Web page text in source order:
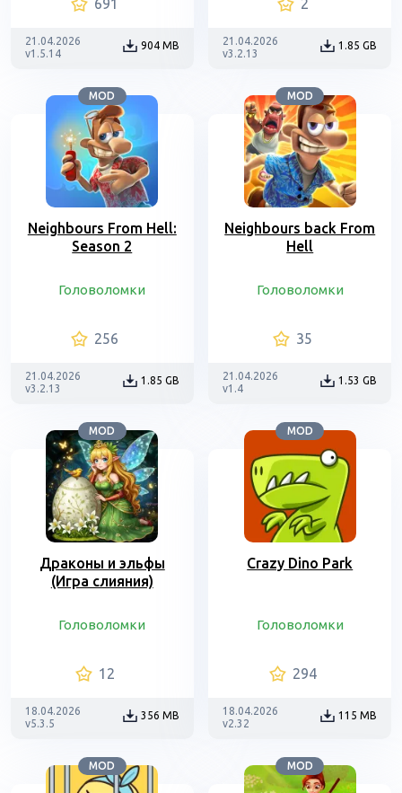
691
21.04.2026
v1.5.14
904 MB
2
21.04.2026
v3.2.13
1.85 GB
MOD
Neighbours From Hell:
Season 2
Головоломки
256
21.04.2026
v3.2.13
1.85 GB
MOD
Neighbours back From
Hell
Головоломки
35
21.04.2026
v1.4
1.53 GB
MOD
Драконы и эльфы
(Игра слияния)
Головоломки
12
18.04.2026
v5.3.5
356 MB
MOD
Crazy Dino Park
Головоломки
294
18.04.2026
v2.32
115 MB
MOD MOD